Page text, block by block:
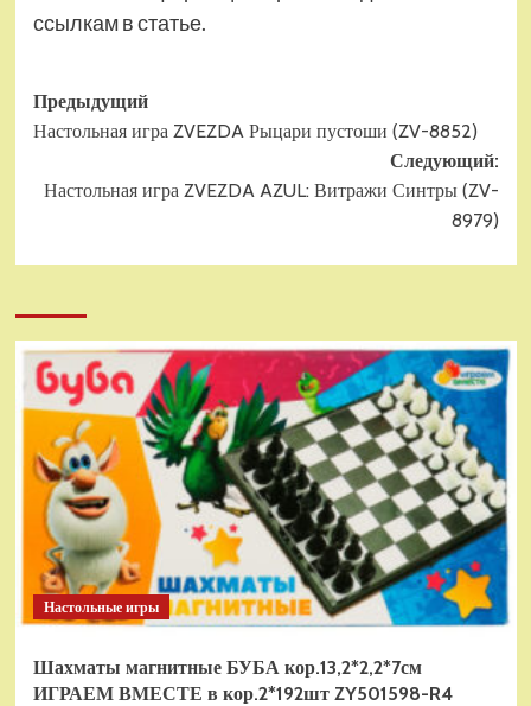
ссылкам в статье.
Навигация
записи
Предыдущий
Настольная игра ZVEZDA Рыцари пустоши (ZV-8852)
Следующий:
Настольная игра ZVEZDA AZUL: Витражи Синтры (ZV-
8979)
Настольные игры
Шахматы магнитные БУБА кор.13,2*2,2*7см
ИГРАЕМ ВМЕСТЕ в кор.2*192шт ZY501598-R4